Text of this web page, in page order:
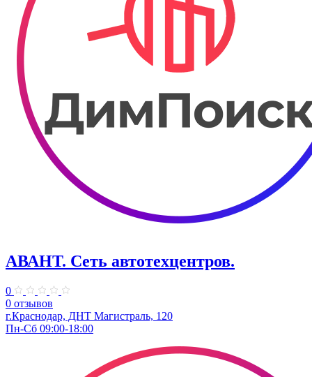
АВАНТ. ​Сеть автотехцентров.
0
0 отзывов
г.Краснодар, ​ДНТ Магистраль, 120
Пн-Сб 09:00-18:00